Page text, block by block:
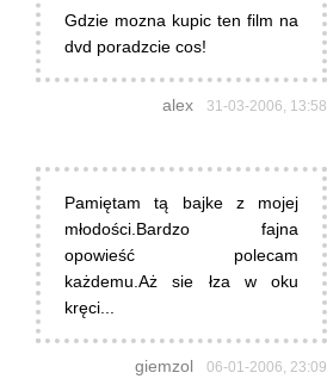
Gdzie mozna kupic ten film na
dvd poradzcie cos!
alex 31-03-2006, 13:58
Pamiętam tą bajke z mojej
młodości.Bardzo fajna
opowieść polecam
każdemu.Aż sie łza w oku
kręci...
giemzol 06-01-2006, 23:09